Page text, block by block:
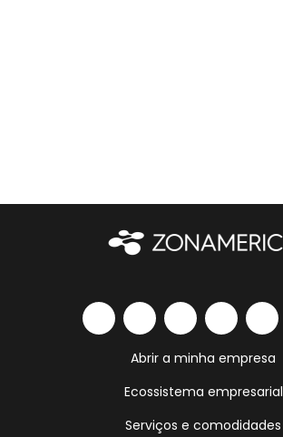
Abrir a minha empresa
Ecossistema empresarial
Serviços e comodidades